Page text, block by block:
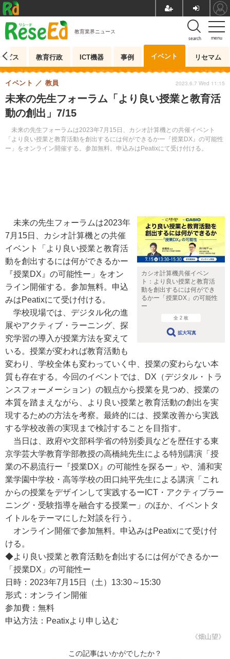
menu
search
教育業界ニュース
ビス 教育行政 ICT機器 事例 イベント リセマム
未来の先生フォーラム「より良い授業と教育活
動の創出」7/15
未来の先生フォーラムは2023年7月15日、カシオ計算機との共催イベント
「より良い授業と教育活動を創出するには何ができるかー『授業DX』の可能性
ー」をオンライン開催する。参加無料。申込みはPeatixにて受け付ける。
イベント 教員 2023.6.7 Wed 11:15
カシオ計算機共催イベン
ト：より良い授業と教育活
動を創出するには何ができ
るかー「授業DX」の可能性
ー
全 2 枚
拡大写真
未来の先生フォーラムは2023年
7月15日、カシオ計算機との共催
イベント「より良い授業と教育活
動を創出するには何ができるかー
『授業DX』の可能性ー」をオン
ライン開催する。参加無料。申込
みはPeatixにて受け付ける。
学校現場では、デジタル化の進
展やアクティブ・ラーニング、探
究学習の導入が授業方法を変えて
いる。授業が変われば教育活動も
変わり、学校全体も変わっていく中、授業の変わらない本
質も存在する。今回のイベントでは、DX（デジタル・トラ
ンスフォーメーション）の観点から授業を見つめ、授業の
本質を踏まえながら、より良い授業と教育活動の創出を実
現するための方法を考察。最終的には、授業改善から実践
する学校改善の実現まで検討することを目指す。
当日は、政府や文部科学省の特別委員などを歴任する東
京学芸大学教育学部教授の高橋純先生による特別講演「授
業の不易流行ー『授業DX』の可能性を探るー」や、浦和実
業学園中学校・高等学校の田口純平先生による講演「これ
からの授業をデザインして実践するーICT・アクティブラー
ニング・受験指導を融合する授業ー」のほか、イベントタ
イトルをテーマにした対談を行う。
オンライン開催で参加無料。申込みはPeatixにて受け付
ける。
◆より良い授業と教育活動を創出するには何ができるかー
「授業DX」の可能性ー
日時：2023年7月15日（土）13:30～15:30
形式：オンライン開催
参加費：無料
申込方法：Peatixより申し込む
《畑山望》
この記事はいかがでしたか？